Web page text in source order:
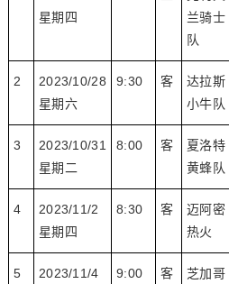
星期四
兰骑士
队
2
2023/10/28
星期六
9:30 客
达拉斯
小牛队
3
2023/10/31
星期二
8:00 客
夏洛特
黄蜂队
4
2023/11/2
星期四
8:30 客
迈阿密
热火
5
2023/11/4
9:00 客
芝加哥